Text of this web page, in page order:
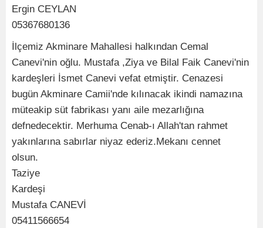
Ergin CEYLAN
05367680136
İlçemiz Akminare Mahallesi halkından Cemal
Canevi'nin oğlu. Mustafa ,Ziya ve Bilal Faik Canevi'nin
kardeşleri İsmet Canevi vefat etmiştir. Cenazesi
bugün Akminare Camii'nde kılınacak ikindi namazına
müteakip süt fabrikası yanı aile mezarlığına
defnedecektir. Merhuma Cenab-ı Allah'tan rahmet
yakınlarına sabırlar niyaz ederiz.Mekanı cennet
olsun.
Taziye
Kardeşi
Mustafa CANEVİ
05411566654